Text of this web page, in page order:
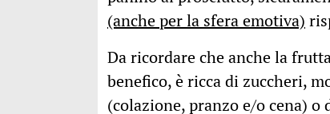
(anche per la sfera emotiva)
Da ricordare che anche la
benefico, è ricca di zuccheri,
(colazione, pranzo e/o cena) o